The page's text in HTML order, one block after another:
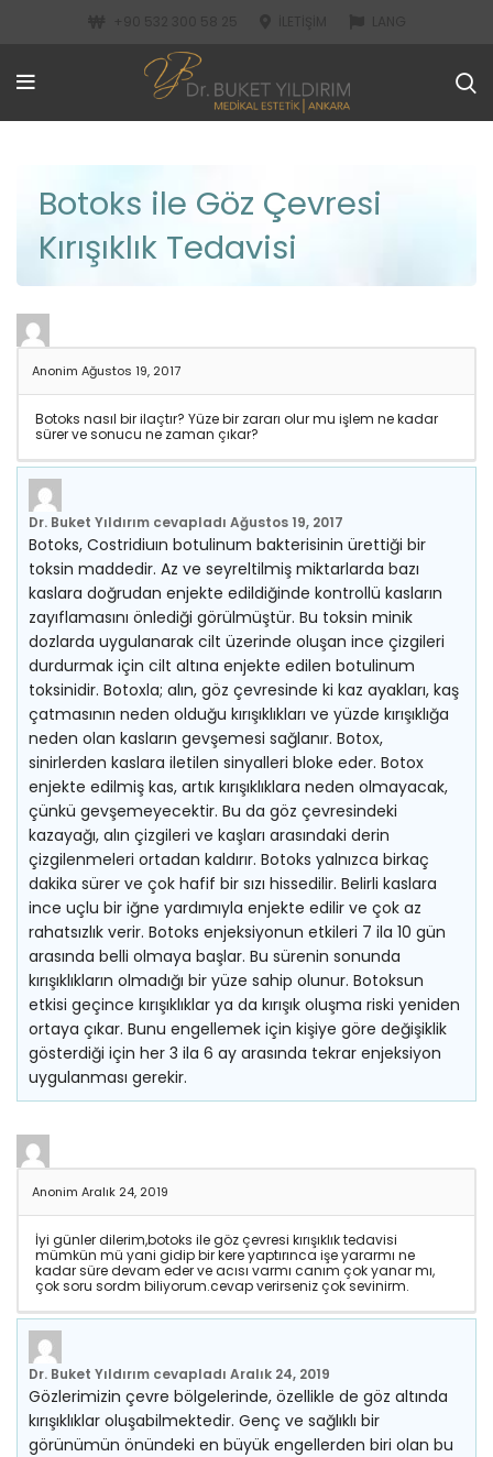
Botoks ile Göz Çevresi
Kırışıklık Tedavisi
Anonim Ağustos 19, 2017
Botoks nasıl bir ilaçtır? Yüze bir zararı olur mu işlem ne kadar
sürer ve sonucu ne zaman çıkar?
Dr. Buket Yıldırım cevapladı Ağustos 19, 2017
Botoks, Costridiuın botulinum bakterisinin ürettiği bir
toksin maddedir. Az ve seyreltilmiş miktarlarda bazı
kaslara doğrudan enjekte edildiğinde kontrollü kasların
zayıflamasını önlediği görülmüştür. Bu toksin minik
dozlarda uygulanarak cilt üzerinde oluşan ince çizgileri
durdurmak için cilt altına enjekte edilen botulinum
toksinidir. Botoxla; alın, göz çevresinde ki kaz ayakları, kaş
çatmasının neden olduğu kırışıklıkları ve yüzde kırışıklığa
neden olan kasların gevşemesi sağlanır. Botox,
sinirlerden kaslara iletilen sinyalleri bloke eder. Botox
enjekte edilmiş kas, artık kırışıklıklara neden olmayacak,
çünkü gevşemeyecektir. Bu da göz çevresindeki
kazayağı, alın çizgileri ve kaşları arasındaki derin
çizgilenmeleri ortadan kaldırır. Botoks yalnızca birkaç
dakika sürer ve çok hafif bir sızı hissedilir. Belirli kaslara
ince uçlu bir iğne yardımıyla enjekte edilir ve çok az
rahatsızlık verir. Botoks enjeksiyonun etkileri 7 ila 10 gün
arasında belli olmaya başlar. Bu sürenin sonunda
kırışıklıkların olmadığı bir yüze sahip olunur. Botoksun
etkisi geçince kırışıklıklar ya da kırışık oluşma riski yeniden
ortaya çıkar. Bunu engellemek için kişiye göre değişiklik
gösterdiği için her 3 ila 6 ay arasında tekrar enjeksiyon
uygulanması gerekir.
Anonim Aralık 24, 2019
İyi günler dilerim,botoks ile göz çevresi kırışıklık tedavisi
mümkün mü yani gidip bir kere yaptırınca işe yararmı ne
kadar süre devam eder ve acısı varmı canım çok yanar mı,
çok soru sordm biliyorum.cevap verirseniz çok sevinirm.
Dr. Buket Yıldırım cevapladı Aralık 24, 2019
Gözlerimizin çevre bölgelerinde, özellikle de göz altında
kırışıklıklar oluşabilmektedir. Genç ve sağlıklı bir
görünümün önündeki en büyük engellerden biri olan bu